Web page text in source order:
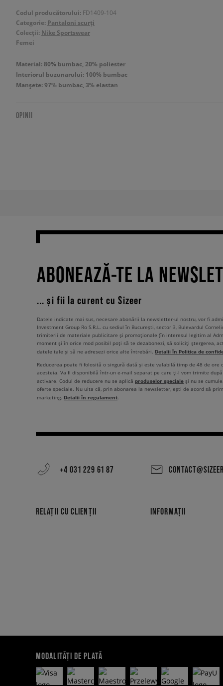
Codul producătorului: FD1409-104
Categorie: Pantaloni scurți
Colecții: Nike Sportswear
Femei
Material: 80% bumbac, 20% poliester
Interiorul buzunarului: 100% bumbac
Manșete: 97% bumbac, 3% elastan
OPINII
ABONEAZĂ-TE LA
... și fii la curent cu Sizeer
Datele indicate mai sus, necesare abonării la newsletter-ul nostru, vor fi
Investment Group Ro S.R.L. cu sediul în București, sector 3, Bulevardul
trimiterii de materiale publicitare și promoționale (în interesul legitim al
moment și în orice mod posibil poți să te dezabonezi, să soliciți ștergerea,
datele tale și să ne adresezi orice alte întrebări. Detalii în Politica de
Reducerea poate fi folosită o singură dată și este valabilă timp de 48 de ore
acesteia. Va fi disponibilă într-un e-mail separat pe care ți-l vom trimite
activare. Codul de reducere nu se aplică produselor speciale și nu se
oferte speciale. Nu uita că, prin abonarea la newsletter, ești de acord să
marketing. Detalii în regulament.
+4 031 229 61 87
RELAȚII CU CLIENȚII INFORMAȚII
MODALITĂȚI DE PLATĂ